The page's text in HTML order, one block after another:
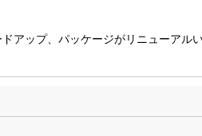
アップ、パッケージがリニューア